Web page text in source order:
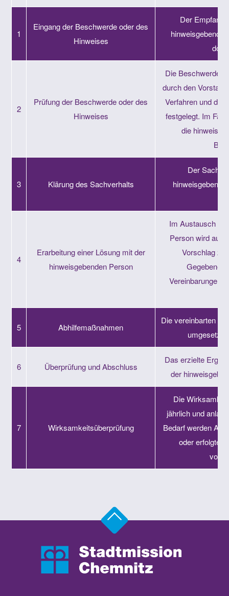
1
Eingang der Beschwerde oder des
Hinweises
Der Empfang
2
Prüfung der Beschwerde oder des
Hinweises
Die Beschwerde
durch den
Verfahren und die
festgelegt. Im
die
3 Klärung des Sachverhalts
Der
4
Erarbeitung einer Lösung mit der
hinweisgebenden Person
Im Austausch
Person wird
Vorschlag
Vereinbarungen
5 Abhilfemaßnahmen
Die vereinbarten
umgesetzt
6 Überprüfung und Abschluss
Das erzielte
der
7 Wirksamkeitsüberprüfung
Die
jährlich und
Bedarf werden
oder erfolgten